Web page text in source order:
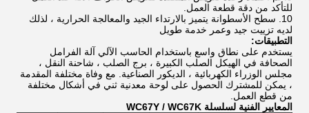
للتأكد من دقة قطعة العمل.
10. سطح الأسطوانة يتميز بالارتداء الجيد والمعالجة الحرارية ، لذلك
لديه تزييت جيد وعمر خدمة طويل
التطبيقات:
يستخدم على نطاق واسع باستخدام الحاسب الآلي آلة الفرامل
الصحافة في الهيكل الصلب الكبيرة ، برج الصلب ، شاحنة النقل ،
مجلس الوزراء الكهربائية ، الديكور الصناعية. مع وفاة مختلفة المقدمة
، يمكن للمشترك الحصول على لوحة معدنية ثني في أشكال مختلفة
من قطع العمل.
المعايير الفنية لسلسلة WC67Y / WC67K